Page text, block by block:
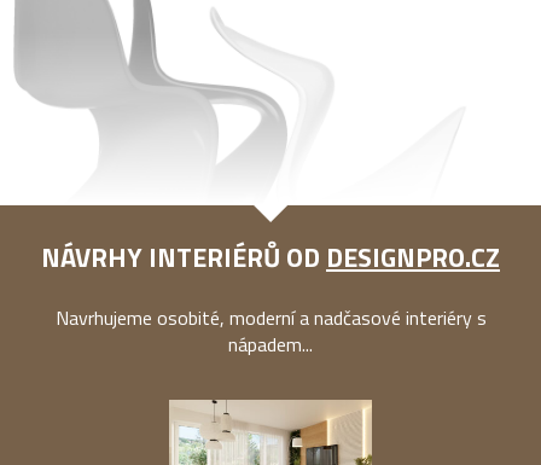
NÁVRHY INTERIÉRŮ OD DESIGNPRO.CZ
Navrhujeme osobité, moderní a nadčasové interiéry s
nápadem...